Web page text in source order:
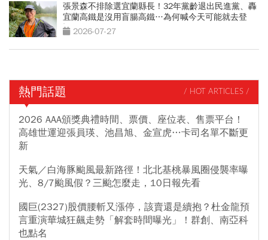
張景森不排除選宜蘭縣長！32年黨齡退出民進黨、轟
宜蘭高鐵是沒用盲腸高鐵…為何喊今天可能就去登
記？2026-07-27
熱門話題 / HOT ARTICLES /
2026 AAA頒獎典禮時間、票價、座位表、售票平台！
高雄世運迎張員瑛、池昌旭、金宣虎…卡司名單不斷更
新
天氣／白海豚颱風最新路徑！北北基桃暴風圈侵襲率曝
光、8/7颱風假？三颱怎麼走，10日報先看
國巨(2327)股價腰斬又漲停，該賣還是續抱？杜金龍預
言重演華城狂飆走勢「解套時間曝光」！群創、南亞科
也點名